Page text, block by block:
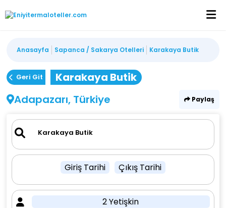
Anasayfa Sapanca / Sakarya Otelleri Karakaya Butik
Geri Git
Karakaya Butik
Adapazarı, Türkiye
Paylaş
Giriş Tarihi Çıkış Tarihi
2 Yetişkin